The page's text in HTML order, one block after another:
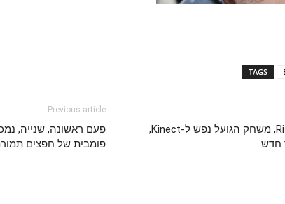
TAGS
Previous article
פומבית של חפצים
Rise of Nightmares, משחק הגועל נפש ל-Kinect,
חדש